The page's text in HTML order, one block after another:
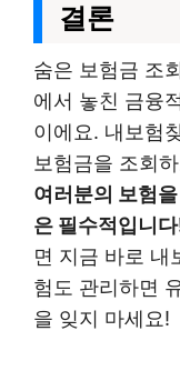
결론
숨은 보험금 조
에서 놓친 금융
이에요. 내보험
보험금을 조회
여러분의 보험
은 필수적입니
면 지금 바로 내
험도 관리하면
을 잊지 마세요!